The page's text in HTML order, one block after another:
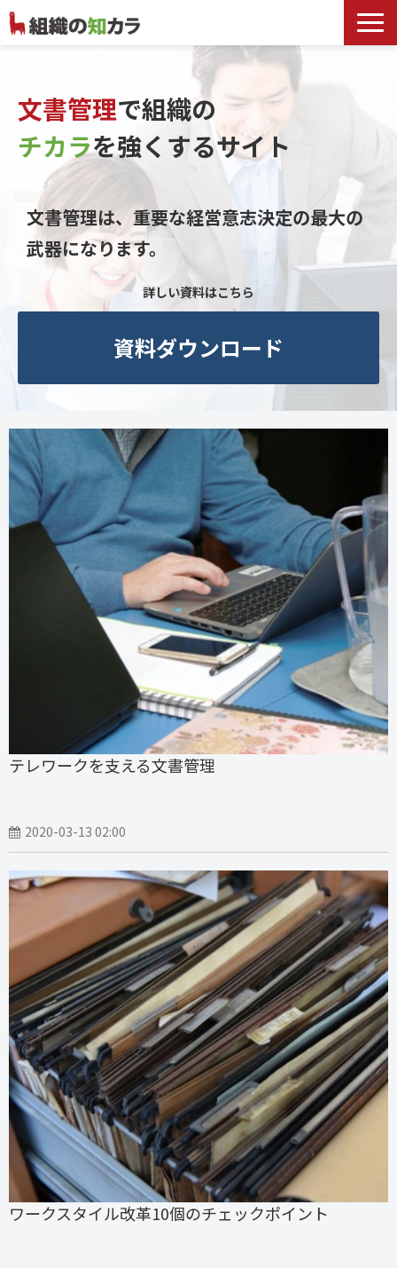
文書管理サービス
お役立ち記事
記事カテゴリ一覧
よくあるお問合せ
文書管理で組織の
チカラを強くするサイト
文書管理は、重要な経営意志決定の最大の
武器になります。
詳しい資料はこちら
資料ダウンロード
テレワークを支える文書管理
2020-03-13 02:00
ワークスタイル改革10個のチェックポイント